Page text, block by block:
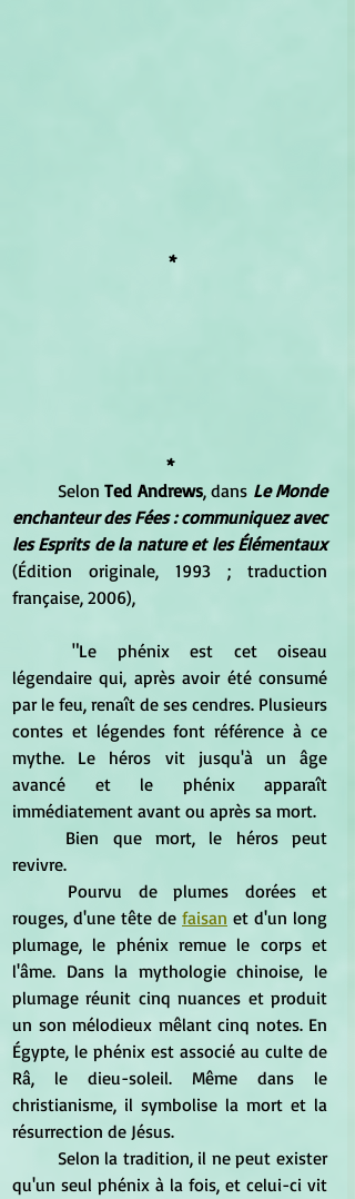
*
*
	Selon
Ted Andrews, dans Le Monde
enchanteur des Fées : communiquez avec
les Esprits de la nature et les Élémentaux
(Édition originale, 1993 ; traduction
française, 2006),
	"Le phénix est cet oiseau
légendaire qui, après avoir été consumé
par le feu, renaît de ses cendres. Plusieurs
contes et légendes font référence à ce
mythe. Le héros vit jusqu'à un âge
avancé et le phénix apparaît
immédiatement avant ou après sa mort.
revivre.
rouges, d'une tête de faisan et d'un long
plumage, le phénix remue le corps et
l'âme. Dans la mythologie chinoise, le
plumage réunit cinq nuances et produit
un son mélodieux mêlant cinq notes. En
Égypte, le phénix est associé au culte de
Râ, le dieu-soleil. Même dans le
christianisme, il symbolise la mort et la
résurrection de Jésus.
qu'un seul phénix à la fois, et celui-ci vit